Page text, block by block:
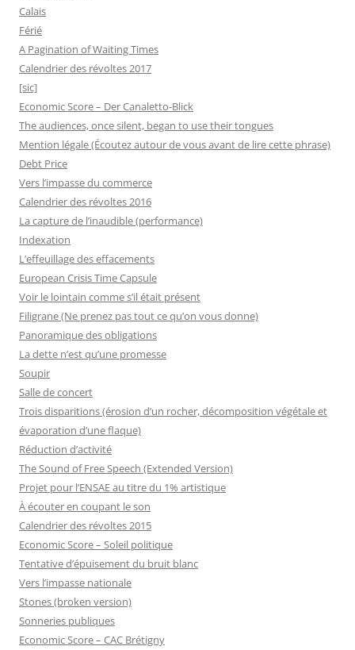
Calais
Férié
A Pagination of Waiting Times
Calendrier des révoltes 2017
[sic]
Economic Score – Der Canaletto-Blick
The audiences, once silent, began to use their tongues
Mention légale (Écoutez autour de vous avant de lire cette phrase)
Debt Price
Vers l’impasse du commerce
Calendrier des révoltes 2016
La capture de l’inaudible (performance)
Indexation
L’effeuillage des effacements
European Crisis Time Capsule
Voir le lointain comme s’il était présent
Filigrane (Ne prenez pas tout ce qu’on vous donne)
Panoramique des obligations
La dette n’est qu’une promesse
Soupir
Salle de concert
Trois disparitions (érosion d’un rocher, décomposition végétale et
évaporation d’une flaque)
Réduction d’activité
The Sound of Free Speech (Extended Version)
Projet pour l’ENSAE au titre du 1% artistique
À écouter en coupant le son
Calendrier des révoltes 2015
Economic Score – Soleil politique
Tentative d’épuisement du bruit blanc
Vers l’impasse nationale
Stones (broken version)
Sonneries publiques
Economic Score – CAC Brétigny